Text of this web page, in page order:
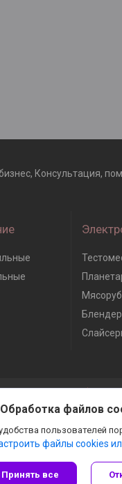
Консультация,
Сайт создан на платформе
Политика обработки файлов
Обработка файлов
пользователей
файлы cookies
Принять все
|
Пожаловаться на
Select Language ▼